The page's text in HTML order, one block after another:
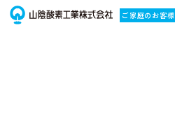
ご家庭のお客様